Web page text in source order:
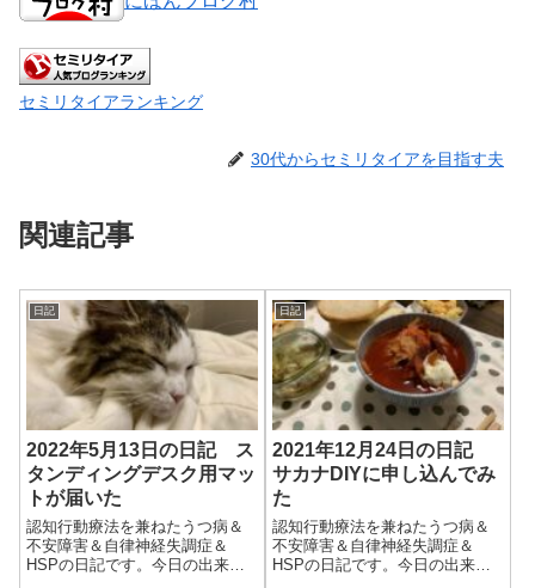
セミリタイアランキング
30代からセミリタイアを目指す夫
関連記事
日記
2022年5月13日の日記 ス
タンディングデスク用マッ
トが届いた
認知行動療法を兼ねたうつ病＆
不安障害＆自律神経失調症＆
HSPの日記です。今日の出来事
日記
2021年12月24日の日記
サカナDIYに申し込んでみ
た
認知行動療法を兼ねたうつ病＆
不安障害＆自律神経失調症＆
HSPの日記です。今日の出来事